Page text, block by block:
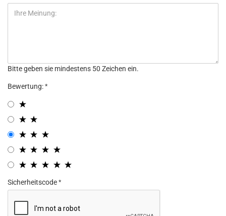
Bitte geben sie mindestens 50 Zeichen ein.
Bewertung:
Sicherheitscode